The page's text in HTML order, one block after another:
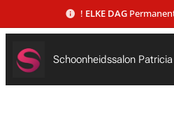
! ELKE DAG
Schoonheidssalon Patricia